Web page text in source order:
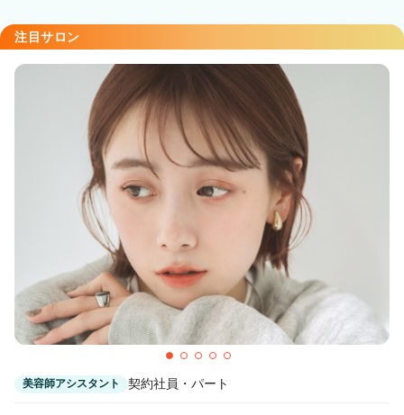
Agu hair velocita広島中央通り
Agu hair mine 広島舟入
舟入町駅 徒歩5分
Agu hair rubis 広島段原
Agu hair cherish 広島宇品
皆実町六丁目（西側）駅 徒歩3分
Agu hair face 東広島
西条(広島)駅 車10分
注目サロン
美容師アシスタント 契約社員・パート